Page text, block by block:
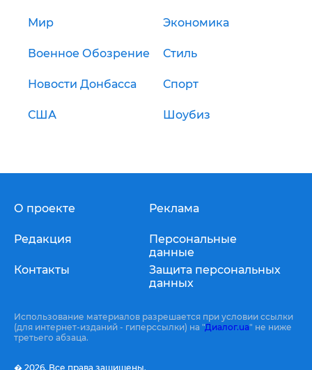
Мир Экономика
Военное Обозрение Стиль
Новости Донбасса Спорт
США Шоубиз
О проекте
Редакция
Контакты
Реклама
Персональные
данные
Защита персональных
данных
Использование материалов разрешается при условии ссылки
(для интернет-изданий - гиперссылки) на "Диалог.ua" не ниже
третьего абзаца.
� 2026, Все права защищены.